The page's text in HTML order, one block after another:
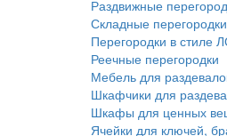
Раздвижные
Складные перегородки
Перегородки в стиле
Реечные перегородки
Мебель для
Шкафчики для
Шкафы для ценных
Ячейки для ключей,